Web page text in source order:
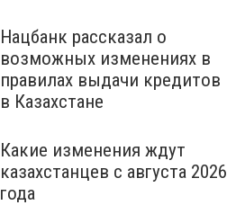
Нацбанк рассказал о
возможных изменениях в
правилах выдачи кредитов
в Казахстане
Какие изменения ждут
казахстанцев с августа 2026
года